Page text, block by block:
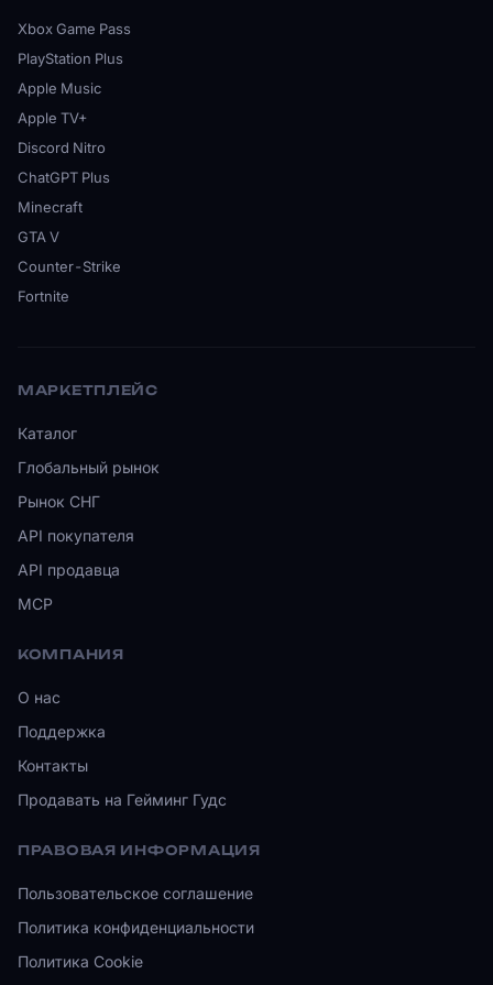
Xbox Game Pass
PlayStation Plus
Apple Music
Apple TV+
Discord Nitro
ChatGPT Plus
Minecraft
GTA V
Counter-Strike
Fortnite
МАРКЕТПЛЕЙС
Каталог
Глобальный рынок
Рынок СНГ
API покупателя
API продавца
MCP
КОМПАНИЯ
О нас
Поддержка
Контакты
Продавать на Гейминг Гудс
ПРАВОВАЯ ИНФОРМАЦИЯ
Пользовательское соглашение
Политика конфиденциальности
Политика Cookie